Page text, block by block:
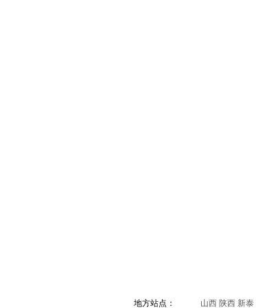
地方站点： 山西 陕西 新泰